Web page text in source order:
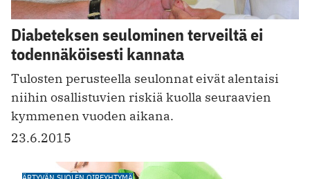
Diabeteksen seulominen terveiltä ei
todennäköisesti kannata
Tulosten perusteella seulonnat eivät alentaisi
niihin osallistuvien riskiä kuolla seuraavien
kymmenen vuoden aikana.
23.6.2015